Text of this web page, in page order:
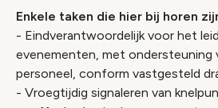
Enkele taken die hier bij horen
- Eindverantwoordelijk voor het
evenementen, met ondersteuning
personeel, conform vastgesteld
- Vroegtijdig signaleren van